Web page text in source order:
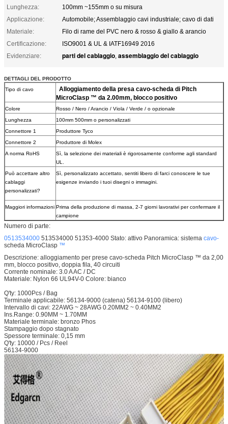
Lunghezza:
100mm ~155mm o su misura
Applicazione:
Automobile; Assemblaggio cavi industriale; cavo di dati
Materiale:
Filo di rame del PVC nero & rosso & giallo & arancio
Certificazione:
ISO9001 & UL & IATF16949 2016
Evidenziare:
parti del cablaggio, assemblaggio del cablaggio
DETTAGLI DEL PRODOTTO
Tipo di cavo
Alloggiamento della presa cavo-scheda di Pitch
MicroClasp ™ da 2.00mm, blocco positivo
Colore
Rosso / Nero / Arancio / Viola / Verde / o opzionale
Lunghezza
100mm 500mm o personalizzati
Connettore 1
Produttore Tyco
Connettore 2
Produttore di Molex
A norma RoHS
Sì, la selezione dei materiali è rigorosamente conforme agli standard
UL.
Può accettare altro
cablaggi
personalizzati?
Sì, personalizzato accettato, sentiti libero di farci conoscere le tue
esigenze inviando i tuoi disegni o immagini.
Maggiori informazioni Prima della produzione di massa, 2-7 giorni lavorativi per confermare il
campione
Numero di parte:
0513534000 513534000 51353-4000 Stato: attivo Panoramica: sistema cavo-
scheda MicroClasp ™
Descrizione: alloggiamento per prese cavo-scheda Pitch MicroClasp ™ da 2,00
mm, blocco positivo, doppia fila, 40 circuiti
Corrente nominale: 3.0 A AC / DC
Materiale: Nylon 66 UL94V-0 Colore: bianco
Q'ty: 1000Pcs / Bag
Terminale applicabile: 56134-9000 (catena) 56134-9100 (libero)
Intervallo di cavi: 22AWG ~ 28AWG 0.20MM2 ~ 0.40MM2
Ins.Range: 0.90MM ~ 1.70MM
Materiale terminale: bronzo Phos
Stampaggio dopo stagnato
Spessore terminale: 0,15 mm
Q'ty: 10000 / Pcs / Reel
56134-9000